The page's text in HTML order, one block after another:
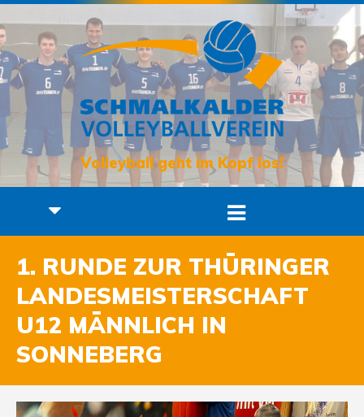
Volleyball geht im Kopf los!
1. RUNDE ZUR THÜRINGER
LANDESMEISTERSCHAFT
U12 MÄNNLICH IN
SONNEBERG